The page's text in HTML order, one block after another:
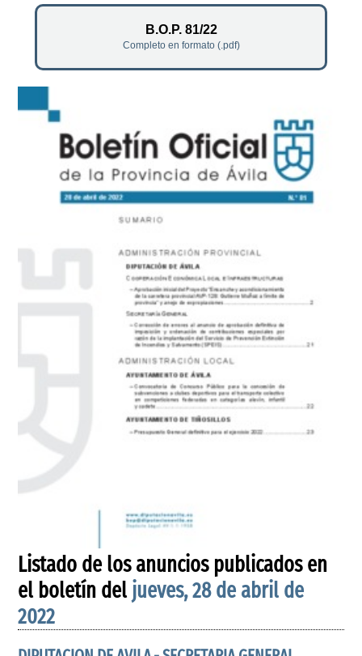
B.O.P. 81/22
Completo en formato (.pdf)
Listado de los anuncios publicados en
el boletín del jueves, 28 de abril de
2022